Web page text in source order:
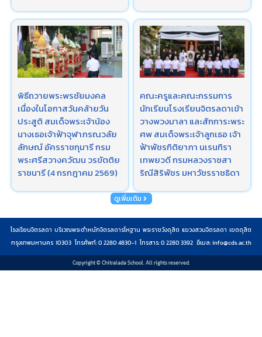
พิธีถวายพระพรชัยมงคล
เนื่องในโอกาสวันคล้ายวัน
ประสูติ สมเด็จพระเจ้าน้อง
นางเธอเจ้าฟ้าจุฬาภรณวลัย
ลักษณ์ อัครราชกุมารี กรม
พระศรีสวางควัฒน วรขัตติย
ราชนารี (4 กรกฎาคม 2569)
คณะครูและคณะกรรมการ​
นักเรียนโรงเรียนจิตรลดาเข้า
วางพวงมาลา และสักการะพระ
ศพ สมเด็จพระเจ้าลูกเธอ เจ้า
ฟ้าพัชรกิติยาภา นเรนทิรา
เทพยวดี กรมหลวงราชสา
ริณีสิริพัชร มหาวัชรราชธิดา
ดูเพิ่มเติม
โรงเรียนจิตรลดา บริเวณพระตำหนักจิตรลดารโหฐาน พระราชวังดุสิต แขวงสวนจิตรลดา เขตดุสิต
กรุงเทพมหานคร 10303 โทรศัพท์: 0 2280 4830-1 โทรสาร: 0 2280 3392 อีเมล:info@cds.ac.th
Copyright © Chitralada School. All rights reserved.